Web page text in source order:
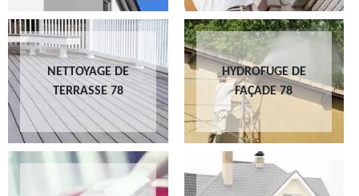
NETTOYAGE DE
TERRASSE 78
HYDROFUGE DE
FAÇADE 78